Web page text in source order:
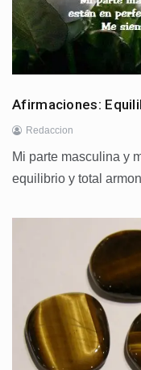
Afirmaciones:
Redaccion
Mi parte masculina y
equilibrio y total